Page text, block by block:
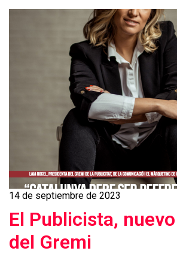
14 de septiembre de 2023
El Publicista,
del Gremi